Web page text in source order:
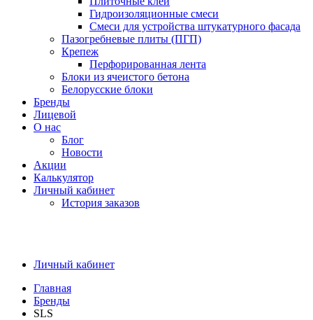
Гидроизоляционные смеси
Смеси для устройства штукатурного фасада
Пазогребневые плиты (ПГП)
Крепеж
Перфорированная лента
Блоки из ячеистого бетона
Белорусские блоки
Бренды
Лицевой
О нас
Блог
Новости
Акции
Калькулятор
Личный кабинет
История заказов
Личный кабинет
Главная
Бренды
SLS